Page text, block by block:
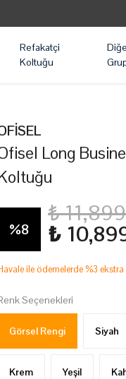
Refakatçi
Koltuğu
Long
%8
₺
₺
ile ödemelerde %3
Seçenekleri
Görsel Rengi Siyah
Krem Yeşil